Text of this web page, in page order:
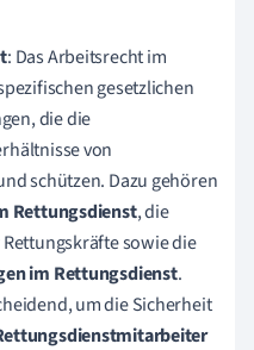
: Das Arbeitsrecht im
gesetzlichen
die die
von
schützen. Dazu gehören
Rettungsdienst, die
sowie die
im Rettungsdienst.
um die Sicherheit